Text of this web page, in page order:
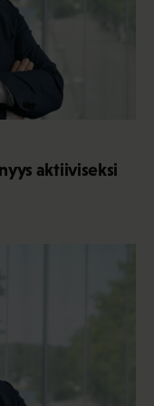
aktiiviseksi